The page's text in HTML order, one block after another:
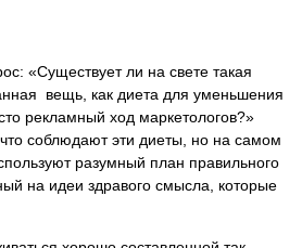
«Существует ли на свете такая
вещь, как диета для уменьшения
рекламный ход маркетологов?»
соблюдают эти диеты, но на самом
разумный план правильного
на идеи здравого смысла, которые